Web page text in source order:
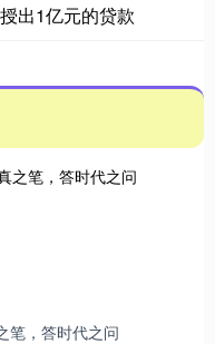
出1亿元的贷款
笔，答时代之问